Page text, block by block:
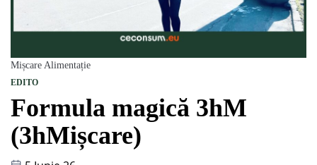
Mișcare Alimentație
EDITO
Formula magică 3hM
(3hMișcare)